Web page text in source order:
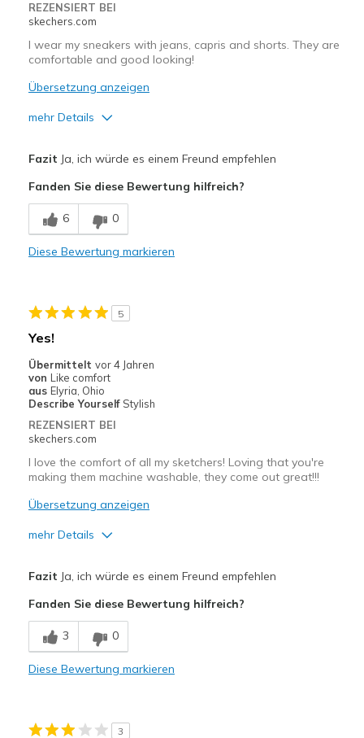
Sizing
Feels true to size
REZENSIERT BEI
skechers.com
I wear my sneakers with jeans, capris and shorts. They are
comfortable and good looking!
Übersetzung anzeigen
mehr Details
Comfortable
Durable
Casual Wear
Width
Sizing
Feels true to size
View On Shoes
Fazit Ja, ich würde es einem Freund empfehlen
Fanden Sie diese Bewertung hilfreich?
6 0
Diese Bewertung markieren
5
Yes!
Übermittelt vor 4 Jahren
von Like comfort
aus Elyria, Ohio
Describe Yourself Stylish
REZENSIERT BEI
skechers.com
I love the comfort of all my sketchers! Loving that you're
making them machine washable, they come out great!!!
Übersetzung anzeigen
mehr Details
Comfortable
Stylish
Fazit Ja, ich würde es einem Freund empfehlen
Fanden Sie diese Bewertung hilfreich?
3 0
Diese Bewertung markieren
3